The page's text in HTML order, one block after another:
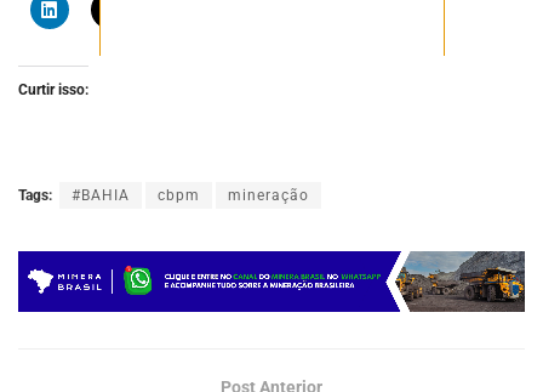
Curtir isso:
Tags: #BAHIA cbpm mineração
Post Anterior